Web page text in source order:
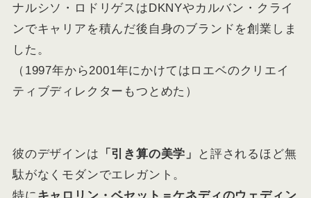
ナルシソ・ロドリゲスはDKNYやカルバン・クライ
ンでキャリアを積んだ後自身のブランドを創業しま
した。
（1997年から2001年にかけてはロエベのクリエイ
ティブディレクターもつとめた）
彼のデザインは 「引き算の美学」
と評されるほど無
駄がなくモダンでエレガント。